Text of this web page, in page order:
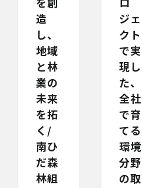
造
し、
地域
と林
業の
未来
を拓
く/
南ひ
だ森
林組
ジェ
クト
で実
現し
た、
全社
で育
てる
環境
分野
の取